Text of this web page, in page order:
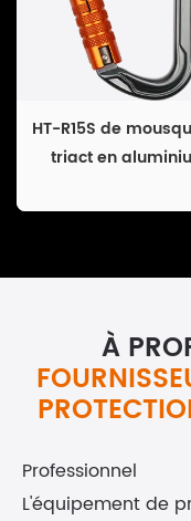
HT-R15S de
triact en
À
Professionnel
L'équipement de